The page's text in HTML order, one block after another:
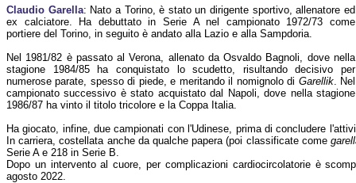
Claudio Garella: Nato a Torino, è stato un dirigente sportivo, allenatore ed
ex calciatore. Ha debuttato in Serie A nel campionato 1972/73 come
portiere del Torino, in seguito è andato alla Lazio e alla Sampdoria.
Nel 1981/82 è passato al Verona, allenato da Osvaldo Bagnoli, dove nella
stagione 1984/85 ha conquistato lo scudetto, risultando decisivo per
numerose parate, spesso di piede, e meritando il nomignolo di Garellik. Nel
campionato successivo è stato acquistato dal Napoli, dove nella stagione
1986/87 ha vinto il titolo tricolore e la Coppa Italia.
Ha giocato, infine, due campionati con l'Udinese, prima di concludere
In carriera, costellata anche da qualche papera (poi classificate come
Serie A e 218 in Serie B.
Dopo un intervento al cuore, per complicazioni cardiocircolatorie è
agosto 2022.